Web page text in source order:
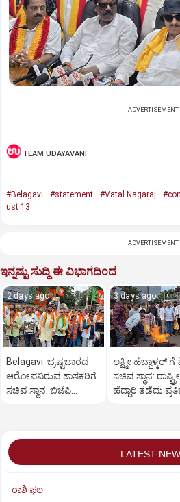
ADVERTISEMENT
TEAM UDAYAVANI
#Belagavi #statement #Vatal Nagaraj
ust 13
ADVERTISEMENT
ಇನ್ನಷ್ಟು ಸುದ್ದಿ ಈ ವಿಭಾಗದಿಂದ
2 days ago
Belagavi: ಭ್ರಷ್ಟಚಾರದ
ಆರೋಪವಿರುವ ಶಾಸಕರಿಗೆ
ಸಚಿವ ಸ್ಥಾನ: ಬಿಜೆಪಿ
3 days ago
ಲಕ್ಷ್ಮೀ ಹೆಬ್ಬಾಳ್ಕರ್ ಗೆ
ಸಚಿವ ಸ್ಥಾನ:
ಹೆದ್ದಾರಿ ತಡೆದು
LATEST
ರಾಶಿ ಫಲ